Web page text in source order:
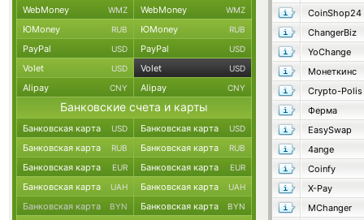
CoinShop24
ChangerBiz
YoChange
Монеткинс
Crypto-Polis
Ферма
EasySwap
4ange
Coinfy
X-Pay
MChanger
WebMoney WMZ WebMoney WMZ
ЮMoney RUB ЮMoney RUB
PayPal USD PayPal USD
Volet USD Volet USD
Alipay CNY Alipay CNY
Банковские счета и карты
Банковская карта USD Банковская карта USD
Банковская карта RUB Банковская карта RUB
Банковская карта EUR Банковская карта EUR
Банковская карта UAH Банковская карта UAH
Банковская карта BYN Банковская карта BYN